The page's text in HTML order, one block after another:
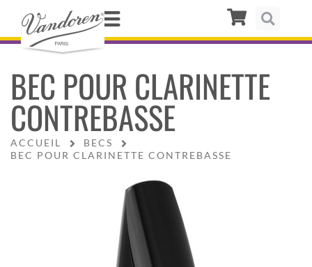
BEC POUR CLARINETTE
CONTREBASSE
ACCUEIL
BECS
BEC POUR CLARINETTE CONTREBASSE